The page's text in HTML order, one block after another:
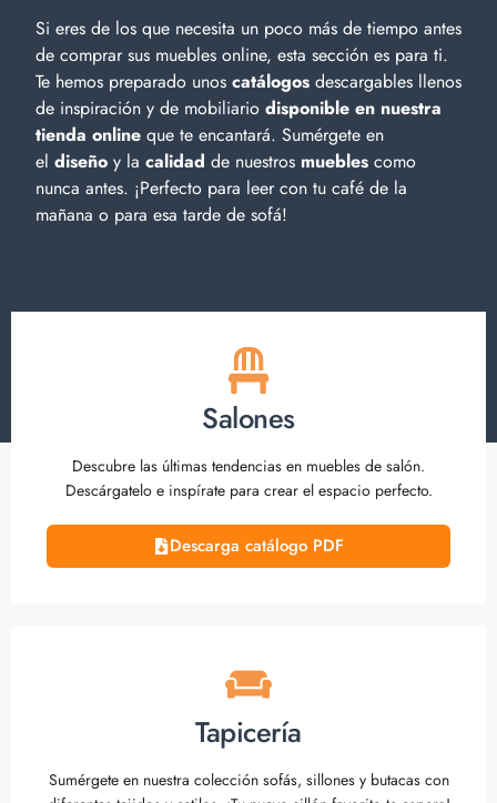
Si eres de los que necesita un poco más de tiempo antes
de comprar sus muebles online, esta sección es para ti.
Te hemos preparado unos catálogos descargables llenos
de inspiración y de mobiliario disponible en nuestra
tienda online que te encantará. Sumérgete en
el diseño y la calidad de nuestros muebles como
nunca antes. ¡Perfecto para leer con tu café de la
mañana o para esa tarde de sofá!
Salones
Descubre las últimas tendencias en muebles de salón.
Descárgatelo e inspírate para crear el espacio perfecto.
Descarga catálogo PDF
Tapicería
Sumérgete en nuestra colección sofás, sillones y butacas con